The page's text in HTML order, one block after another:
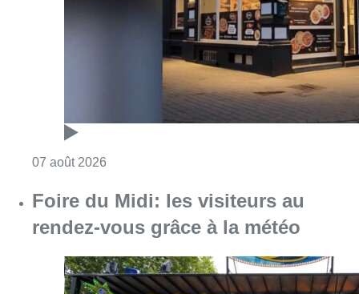
07 août 2026
Foire du Midi: les visiteurs au
rendez-vous grâce à la météo